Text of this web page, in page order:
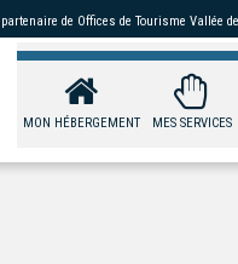
, partenaire de Offices de Tourisme Vallée
MON HÉBERGEMENT MES SERVICES